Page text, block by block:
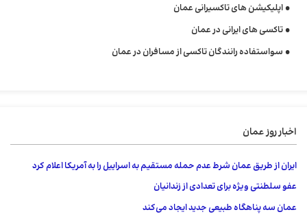
اپلیکیشن های تاکسیرانی عمان
تاکسی های ایرانی در عمان
سواستفاده رانندگان تاکسی از مسافران در عمان
اخبار روز عمان
ایران از طریق عمان شرط عدم حمله مستقیم به اسراییل را به آمریکا اعلام کرد
عفو ​​سلطنتی ویژه برای تعدادی از زندانیان
عمان سه پناهگاه طبیعی جدید ایجاد می‌کند